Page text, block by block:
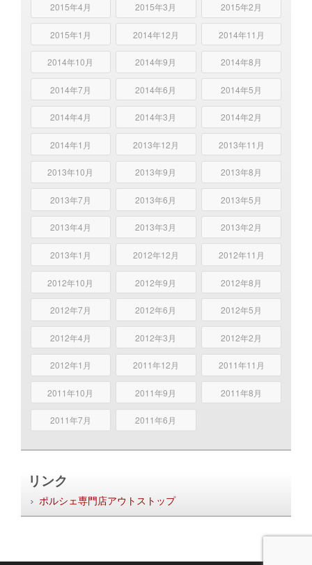
2015年4月 2015年3月 2015年2月
2015年1月 2014年12月 2014年11月
2014年10月 2014年9月 2014年8月
2014年7月 2014年6月 2014年5月
2014年4月 2014年3月 2014年2月
2014年1月 2013年12月 2013年11月
2013年10月 2013年9月 2013年8月
2013年7月 2013年6月 2013年5月
2013年4月 2013年3月 2013年2月
2013年1月 2012年12月 2012年11月
2012年10月 2012年9月 2012年8月
2012年7月 2012年6月 2012年5月
2012年4月 2012年3月 2012年2月
2012年1月 2011年12月 2011年11月
2011年10月 2011年9月 2011年8月
2011年7月 2011年6月
リンク
ポルシェ専門店アウトストップ